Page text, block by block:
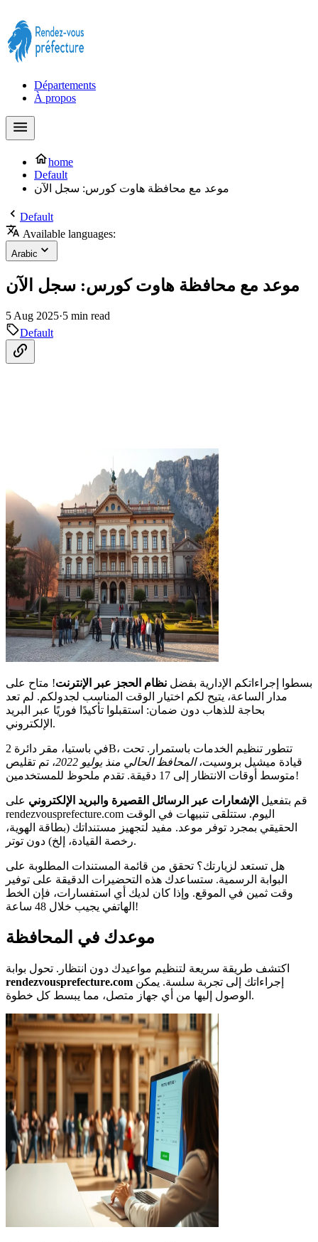
Départements
À propos
home
Default
موعد مع محافظة هاوت كورس: سجل الآن
Default
Available languages:
Arabic
موعد مع محافظة هاوت كورس: سجل الآن
5 Aug 2025·5 min read
Default
بسطوا إجراءاتكم الإدارية بفضل نظام الحجز عبر الإنترنت! متاح على
مدار الساعة، يتيح لكم اختيار الوقت المناسب لجدولكم. لم تعد
بحاجة للذهاب دون ضمان: استقبلوا تأكيدًا فوريًا عبر البريد
الإلكتروني.
في باستيا، مقر دائرة 2B، تتطور تنظيم الخدمات باستمرار. تحت
قيادة ميشيل بروسيت،المحافظ الحالي منذ يوليو 2022
، تم تقليص
متوسط أوقات الانتظار إلى 17 دقيقة. تقدم ملحوظ للمستخدمين!
قم بتفعيل الإشعارات عبر الرسائل القصيرة والبريد الإلكتروني على
rendezvousprefecture.com اليوم. ستتلقى تنبيهات في الوقت
الحقيقي بمجرد توفر موعد. مفيد لتجهيز مستنداتك (بطاقة الهوية،
رخصة القيادة، إلخ) دون توتر.
هل تستعد لزيارتك؟ تحقق من قائمة المستندات المطلوبة على
البوابة الرسمية. ستساعدك هذه التحضيرات الدقيقة على توفير
وقت ثمين في الموقع. وإذا كان لديك أي استفسارات، فإن الخط
الهاتفي يجيب خلال 48 ساعة!
موعدك في المحافظة
اكتشف طريقة سريعة لتنظيم مواعيدك دون انتظار. تحول بوابة
rendezvousprefecture.com
الوصول إليها من أي جهاز متصل، مما يبسط كل خطوة.